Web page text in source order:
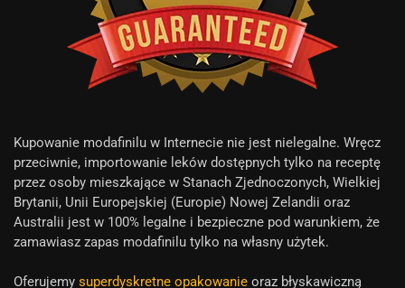
Kupowanie modafinilu w Internecie nie jest nielegalne. Wręcz
przeciwnie, importowanie leków dostępnych tylko na receptę
przez osoby mieszkające w Stanach Zjednoczonych, Wielkiej
Brytanii, Unii Europejskiej (Europie) Nowej Zelandii oraz
Australii jest w 100% legalne i bezpieczne pod warunkiem, że
zamawiasz zapas modafinilu tylko na własny użytek.
Oferujemy superdyskretne opakowanie oraz błyskawiczną